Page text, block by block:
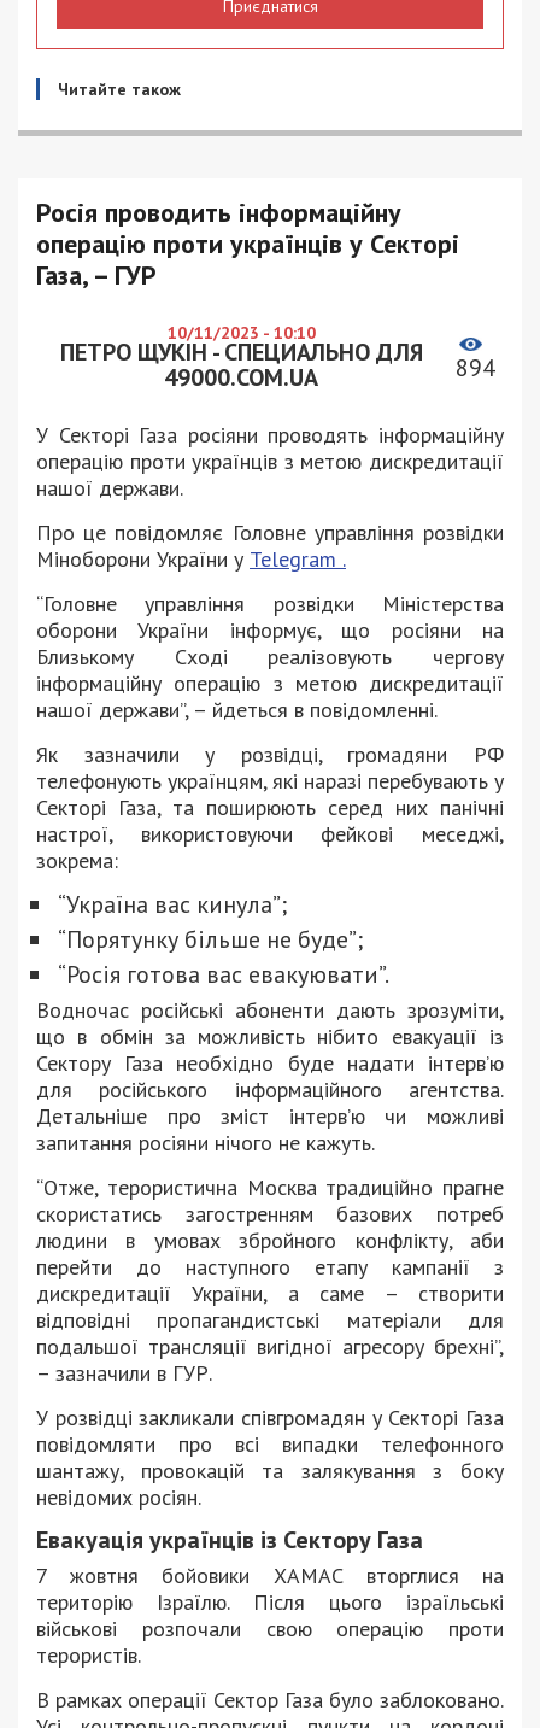
Приєднатися
Читайте також
Росія проводить інформаційну
операцію проти українців у Секторі
Газа, – ГУР
10/11/2023 - 10:10
ПЕТРО ЩУКІН - СПЕЦИАЛЬНО ДЛЯ
49000.COM.UA
894
У Секторі Газа росіяни проводять інформаційну
операцію проти українців з метою дискредитації
нашої держави.
Про це повідомляє Головне управління розвідки
Міноборони України у Telegram .
“Головне управління розвідки Міністерства
оборони України інформує, що росіяни на
Близькому Сході реалізовують чергову
інформаційну операцію з метою дискредитації
нашої держави”, – йдеться в повідомленні.
Як зазначили у розвідці, громадяни РФ
телефонують українцям, які наразі перебувають у
Секторі Газа, та поширюють серед них панічні
настрої, використовуючи фейкові меседжі,
зокрема:
“Україна вас кинула”;
“Порятунку більше не буде”;
“Росія готова вас евакуювати”.
Водночас російські абоненти дають зрозуміти,
що в обмін за можливість нібито евакуації із
Сектору Газа необхідно буде надати інтерв’ю
для російського інформаційного агентства.
Детальніше про зміст інтерв’ю чи можливі
запитання росіяни нічого не кажуть.
“Отже, терористична Москва традиційно прагне
скористатись загостренням базових потреб
людини в умовах збройного конфлікту, аби
перейти до наступного етапу кампанії з
дискредитації України, а саме – створити
відповідні пропагандистські матеріали для
подальшої трансляції вигідної агресору брехні”,
– зазначили в ГУР.
У розвідці закликали співгромадян у Секторі Газа
повідомляти про всі випадки телефонного
шантажу, провокацій та залякування з боку
невідомих росіян.
Евакуація українців із Сектору Газа
7 жовтня бойовики ХАМАС вторглися на
територію Ізраїлю. Після цього ізраїльські
військові розпочали свою операцію проти
терористів.
В рамках операції Сектор Газа було заблоковано.